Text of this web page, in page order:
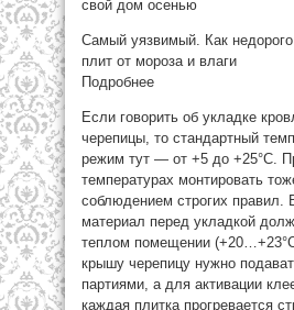
Самый уязвимый. Как
плит от мороза и влаги
Подробнее
Если говорить об укладке
черепицы, то стандартный
режим тут — от +5 до +25°C.
температурах монтировать
соблюдением строгих правил.
материал перед укладкой
теплом помещении
крышу черепицу нужно
партиями, а для активации
каждая плитка прогревается